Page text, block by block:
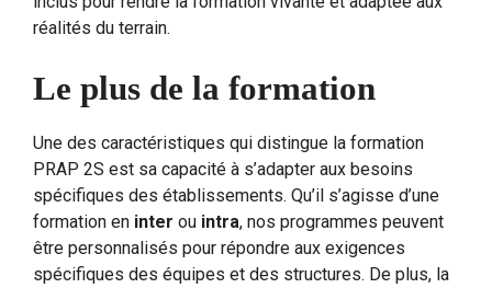
réalités du terrain.
Le plus de la formation
Une des caractéristiques qui distingue la formation
PRAP 2S est sa capacité à s’adapter aux besoins
spécifiques des établissements. Qu’il s’agisse d’une
formation en inter ou intra, nos programmes peuvent
être personnalisés pour répondre aux exigences
spécifiques des équipes et des structures. De plus, la